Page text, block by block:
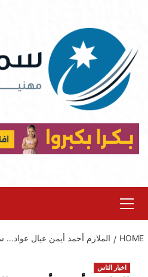
content
Menu
HOME الملازم أحمد أيمن عيال
اخبار الناس